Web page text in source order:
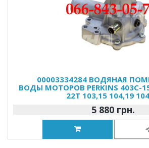
00003334284 ВОДЯНАЯ
ВОДЫ МОТОРОВ PERKINS 403C-
22T 103,15 104,19
5 880 грн.